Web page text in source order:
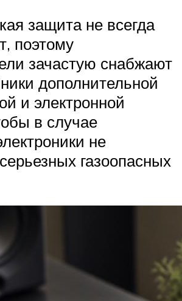
защита не всегда
поэтому
зачастую снабжают
дополнительной
и электронной
в случае
не
газоопасных